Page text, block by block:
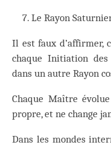
Le Rayon
Il est faux d’affirmer,
chaque Initiation
dans un autre Rayon
Chaque Maître
propre, et ne change
Dans les mondes